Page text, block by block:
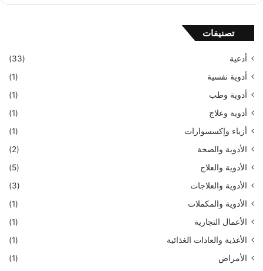
تصنيفات
أدعية
(33)
أدوية نفسية
(1)
أدوية وطب
(1)
أدوية وعلاج
(1)
أزياء وإكسسوارات
(1)
الأدوية والصحة
(2)
الأدوية والعلاج
(5)
الأدوية والعلاجات
(3)
الأدوية والمكملات
(1)
الأعمال التجارية
(1)
الأغذية والعادات الغذائية
(1)
الأمراض
(1)